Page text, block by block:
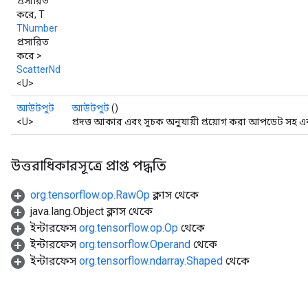
করে, T
TNumber
প্রসারিত
করে >
ScatterNd
<U>
আউটপুট
<U>
আউটপুট()
প্রদত্ত আকার এবং সূচক অনুযায়ী প্রয়োগ করা আপডেট সহ
উত্তরাধিকারসূত্রে প্রাপ্ত পদ্ধতি
org.tensorflow.op.RawOp ক্লাস থেকে
java.lang.Object ক্লাস থেকে
ইন্টারফেস org.tensorflow.op.Op থেকে
ইন্টারফেস org.tensorflow.Operand থেকে
ইন্টারফেস org.tensorflow.ndarray.Shaped থেকে